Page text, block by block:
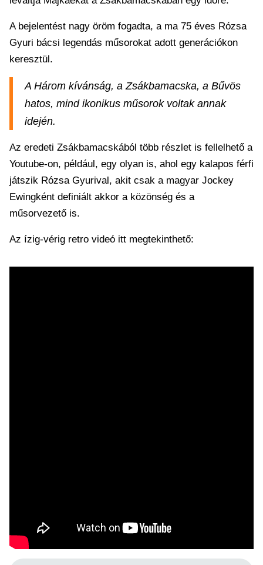
A bejelentést nagy öröm fogadta, a ma 75 éves Rózsa
Gyuri bácsi legendás műsorokat adott generációkon
keresztül.
A Három kívánság, a Zsákbamacska, a Bűvös
hatos, mind ikonikus műsorok voltak annak
idején.
Az eredeti Zsákbamacskából több részlet is fellelhető a
Youtube-on, például, egy olyan is, ahol egy kalapos férfi
játszik Rózsa Gyurival, akit csak a magyar Jockey
Ewingként definiált akkor a közönség és a
műsorvezető is.
Az ízig-vérig retro videó itt megtekinthető: